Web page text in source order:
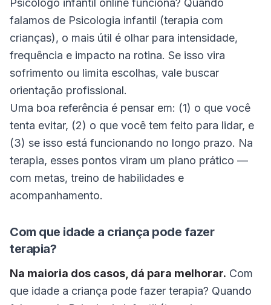
Psicólogo infantil online funciona? Quando
falamos de Psicologia infantil (terapia com
crianças), o mais útil é olhar para intensidade,
frequência e impacto na rotina. Se isso vira
sofrimento ou limita escolhas, vale buscar
orientação profissional.
Uma boa referência é pensar em: (1) o que você
tenta evitar, (2) o que você tem feito para lidar, e
(3) se isso está funcionando no longo prazo. Na
terapia, esses pontos viram um plano prático —
com metas, treino de habilidades e
acompanhamento.
Com que idade a criança pode fazer
terapia?
Na maioria dos casos, dá para melhorar. Com
que idade a criança pode fazer terapia? Quando